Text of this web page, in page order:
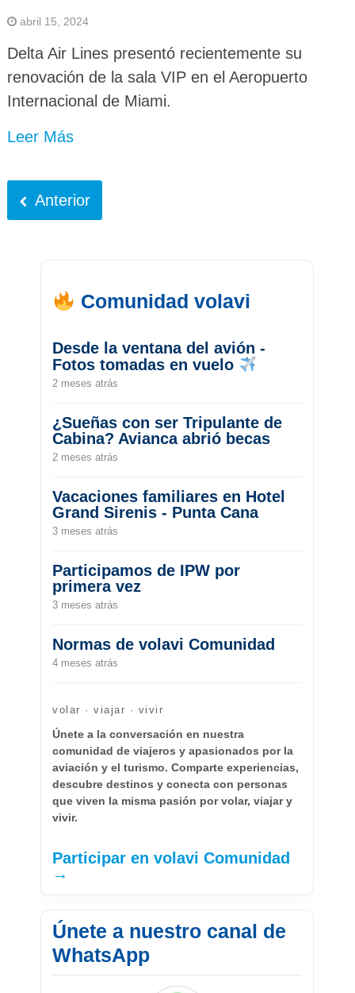
abril 15, 2024
Delta Air Lines presentó recientemente su
renovación de la sala VIP en el Aeropuerto
Internacional de Miami.
Leer Más
Anterior
Comunidad volavi
Desde la ventana del avión -
Fotos tomadas en vuelo
2 meses atrás
¿Sueñas con ser Tripulante de
Cabina? Avianca abrió becas
2 meses atrás
Vacaciones familiares en Hotel
Grand Sirenis - Punta Cana
3 meses atrás
Participamos de IPW por
primera vez
3 meses atrás
Normas de volavi Comunidad
4 meses atrás
volar · viajar · vivir
Únete a la conversación en nuestra
comunidad de viajeros y apasionados por la
aviación y el turismo. Comparte experiencias,
descubre destinos y conecta con personas
que viven la misma pasión por volar, viajar y
vivir.
Participar en volavi Comunidad
→
Únete a nuestro canal de
WhatsApp